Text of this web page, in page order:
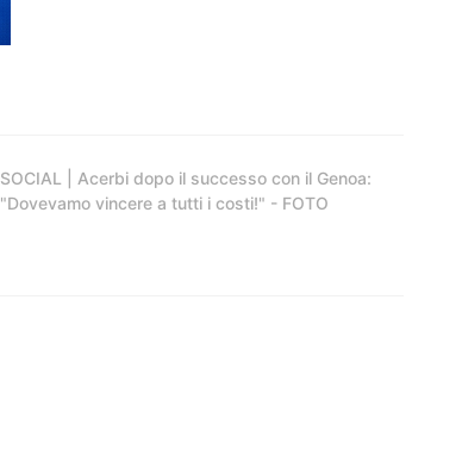
SOCIAL | Acerbi dopo il successo con il Genoa:
"Dovevamo vincere a tutti i costi!" - FOTO